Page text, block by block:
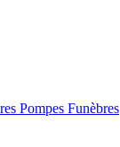
Pompes Funèbres